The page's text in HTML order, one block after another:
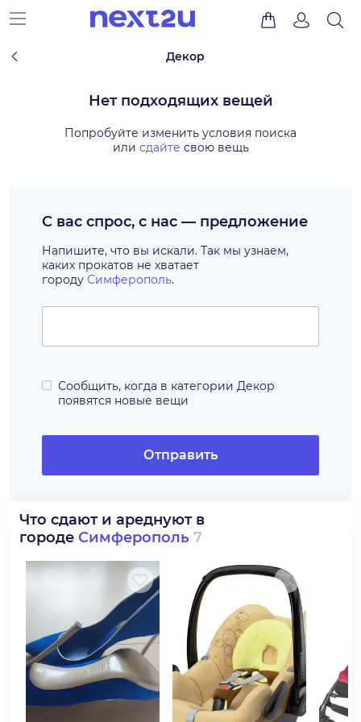
Декор
Нет подходящих вещей
Попробуйте изменить условия поиска
или сдайте свою вещь
С вас спрос, с нас — предложение
Напишите, что вы искали. Так мы узнаем,
каких прокатов не хватает
городу Симферополь.
Сообщить, когда в категории Декор
появятся новые вещи
Отправить
Что сдают и ареднуют в
городе Симферополь 7